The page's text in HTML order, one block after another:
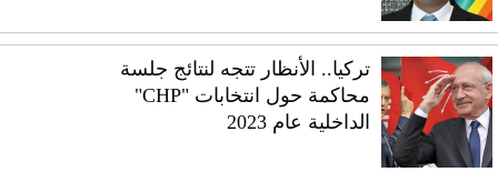
تركيا.. الأنظار تتجه لنتائج جلسة
محاكمة حول انتخابات "CHP"
الداخلية عام 2023